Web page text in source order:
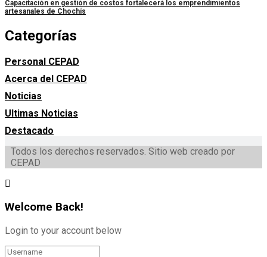
Capacitación en gestión de costos fortalecerá los emprendimientos
artesanales de Chochís
Categorías
Personal CEPAD
Acerca del CEPAD
Noticias
Ultimas Noticias
Destacado
Todos los derechos reservados. Sitio web creado por
CEPAD
Welcome Back!
Login to your account below